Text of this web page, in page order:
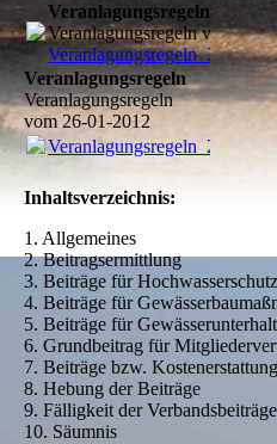
Veranlagungsregeln
Veranlagungsregeln vom 26-
Veranlagungsregeln
Veranlagungsregeln
vom 26-01-2012
Inhaltsverzeichnis:
1. Allgemeines
2. Beitragsermittlung
3. Beiträge für
4. Beiträge für
5. Beiträge für
6. Grundbeitrag für
7. Beiträge bzw.
8. Hebung der Beiträge
9. Fälligkeit der Verbandsbeiträge
10. Säumnis